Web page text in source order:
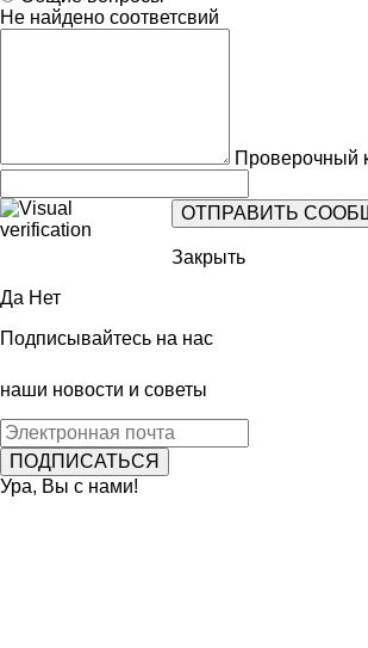
Не найдено соответсвий
Проверочный
Закрыть
Да Нет
Подписывайтесь на нас
наши новости и советы
Ура, Вы с нами!